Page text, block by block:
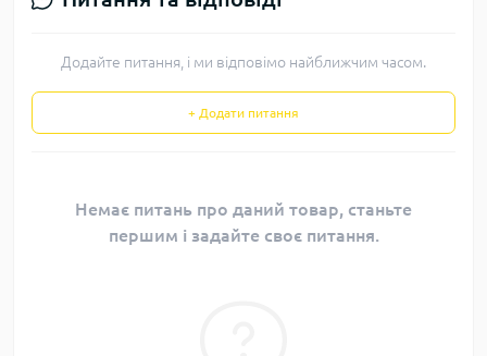
Додайте питання, і ми відповімо найближчим часом.
+ Додати питання
Немає питань про даний товар, станьте
першим і задайте своє питання.